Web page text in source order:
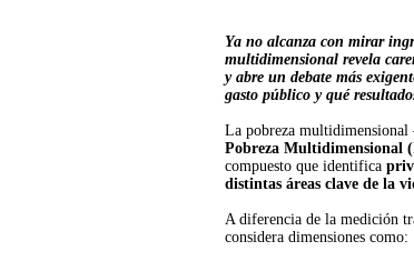
Ya no alcanza con mirar
multidimensional revela
y abre un debate más
gasto público y qué
La pobreza
Pobreza Multidimensional
compuesto que identifica
distintas áreas clave de la
A diferencia de la medición
considera dimensiones como: